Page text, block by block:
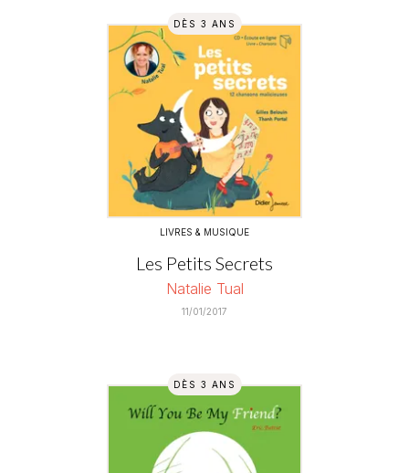
DÈS 3 ANS
LIVRES & MUSIQUE
Les Petits Secrets
Natalie Tual
11/01/2017
DÈS 3 ANS